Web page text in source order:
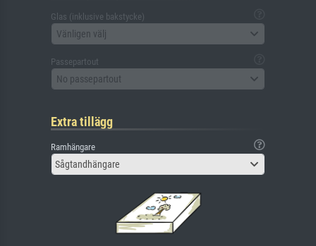
Glas (inklusive bakstycke)
Vänligen välj
Passepartout
No passepartout
Extra tillägg
Ramhängare
Sågtandhängare